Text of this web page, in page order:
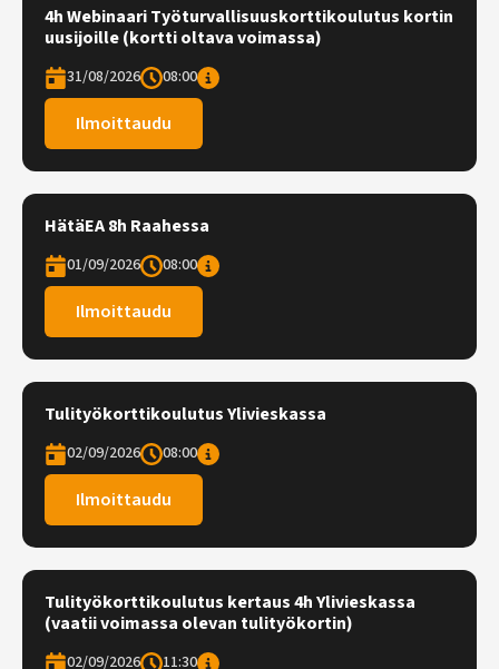
4h Webinaari Työturvallisuuskorttikoulutus kortin
uusijoille (kortti oltava voimassa)
31/08/2026 08:00
Ilmoittaudu
HätäEA 8h Raahessa
01/09/2026 08:00
Ilmoittaudu
Tulityökorttikoulutus Ylivieskassa
02/09/2026 08:00
Ilmoittaudu
Tulityökorttikoulutus kertaus 4h Ylivieskassa
(vaatii voimassa olevan tulityökortin)
02/09/2026 11:30